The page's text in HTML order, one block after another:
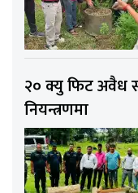
२० क्यु फिट अवैध
नियन्त्रणमा